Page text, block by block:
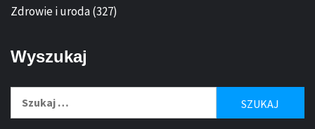
Zdrowie i uroda(327)
Wyszukaj